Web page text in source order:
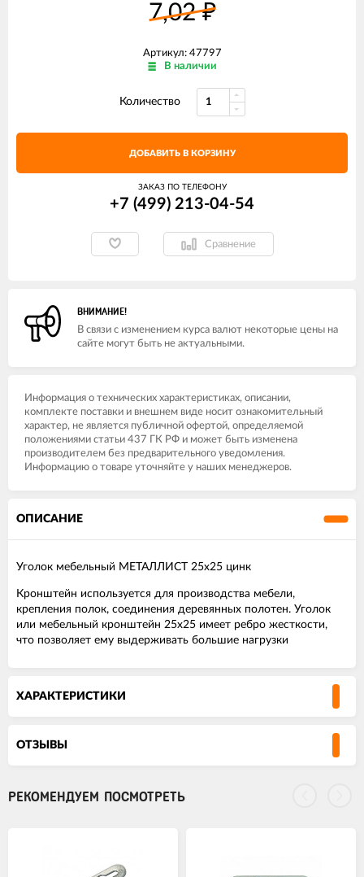
7,02₽
Артикул: 47797
В наличии
Количество
ДОБАВИТЬ В КОРЗИНУ
ЗАКАЗ ПО ТЕЛЕФОНУ
+7 (499) 213-04-54​
Сравнение
ВНИМАНИЕ!
В связи с изменением курса валют некоторые цены на
сайте могут быть не актуальными.
Информация о технических характеристиках, описании,
комплекте поставки и внешнем виде носит ознакомительный
характер, не является публичной офертой, определяемой
положениями статьи 437 ГК РФ и может быть изменена
производителем без предварительного уведомления.
Информацию о товаре уточняйте у наших менеджеров.
ОПИСАНИЕ
Уголок мебельный МЕТАЛЛИСТ 25х25 цинк
Кронштейн используется для производства мебели,
крепления полок, соединения деревянных полотен. Уголок
или мебельный кронштейн 25х25 имеет ребро жесткости,
что позволяет ему выдерживать большие нагрузки
ХАРАКТЕРИСТИКИ
ОТЗЫВЫ
РЕКОМЕНДУЕМ ПОСМОТРЕТЬ